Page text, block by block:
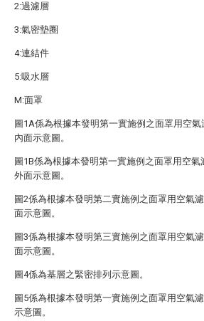
2:過濾層
3:氣密墊圈
4:連結件
5:吸水層
M:面罩
圖1A係為根據本發明第一實施例之面罩用空氣
內面示意圖。
圖1B係為根據本發明第一實施例之面罩用空氣
外面示意圖。
圖2係為根據本發明第二實施例之面罩用空氣
面示意圖。
圖3係為根據本發明第三實施例之面罩用空氣
面示意圖。
圖4係為基層之緊密排列示意圖。
圖5係為根據本發明第一實施例之面罩用空氣
示意圖。